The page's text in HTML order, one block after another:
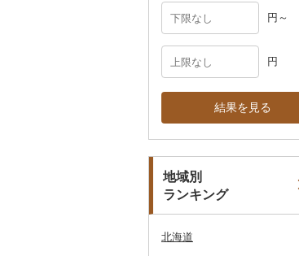
円～
円
結果を見る
地域別
ランキング
北海道